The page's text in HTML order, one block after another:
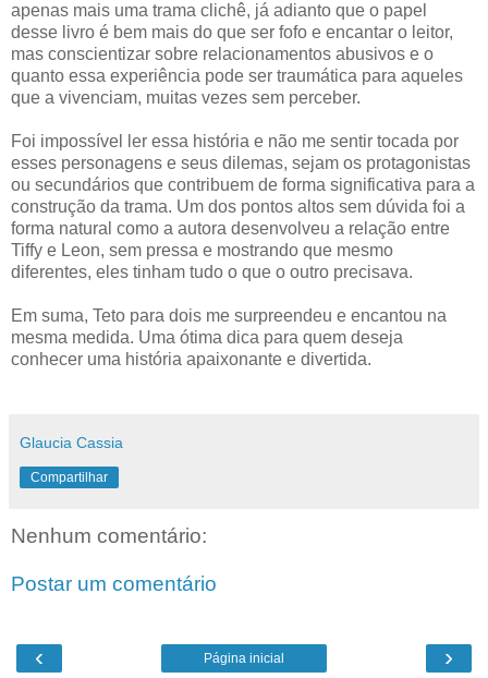
apenas mais uma trama clichê, já adianto que o papel
desse livro é bem mais do que ser fofo e encantar o leitor,
mas conscientizar sobre relacionamentos abusivos e o
quanto essa experiência pode ser traumática para aqueles
que a vivenciam, muitas vezes sem perceber.
Foi impossível ler essa história e não me sentir tocada por
esses personagens e seus dilemas, sejam os protagonistas
ou secundários que contribuem de forma significativa para a
construção da trama. Um dos pontos altos sem dúvida foi a
forma natural como a autora desenvolveu a relação entre
Tiffy e Leon, sem pressa e mostrando que mesmo
diferentes, eles tinham tudo o que o outro precisava.
Em suma, Teto para dois me surpreendeu e encantou na
mesma medida. Uma ótima dica para quem deseja
conhecer uma história apaixonante e divertida.
Glaucia Cassia
Compartilhar
Nenhum comentário:
Postar um comentário
‹ ›
Página inicial